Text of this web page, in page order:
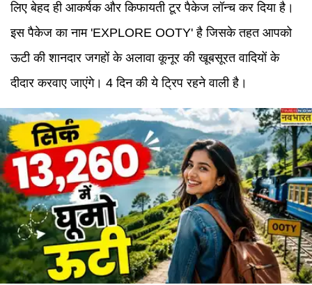
लिए बेहद ही आकर्षक और किफायती टूर पैकेज लॉन्च कर दिया है।
इस पैकेज का नाम 'EXPLORE OOTY' है जिसके तहत आपको
ऊटी की शानदार जगहों के अलावा कूनूर की खूबसूरत वादियों के
दीदार करवाए जाएंगे। 4 दिन की ये ट्रिप रहने वाली है।